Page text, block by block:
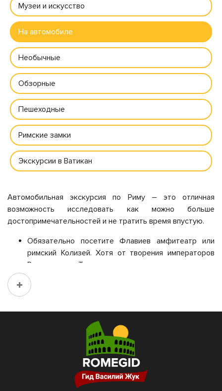
Музеи и искусство
На автомобиле
Необычные
Обзорные
Пешеходные
Римские замки
Экскурсии в Ватикан
Автомобильная экскурсия по Риму – это отличная
возможность исследовать как можно больше
достопримечательностей и не тратить время впустую.
Обязательно посетите Флавиев амфитеатр или
римский Колизей. Хотя от творения императоров
Веспасиана и Тита дошли только руины, даже они
величественны и поражают размахом.
Римский форум некогда был местом для торговли
самые важные споры и рассматривались уголовные
Термы Каракаллы – архитектурный памятник и
шедевр банного искусства. Мрамор, мозаики и
декоративные ниши сделали их одной из
величайших построек времен античности. Сейчас
среди руин проходят концерты и спектакли.